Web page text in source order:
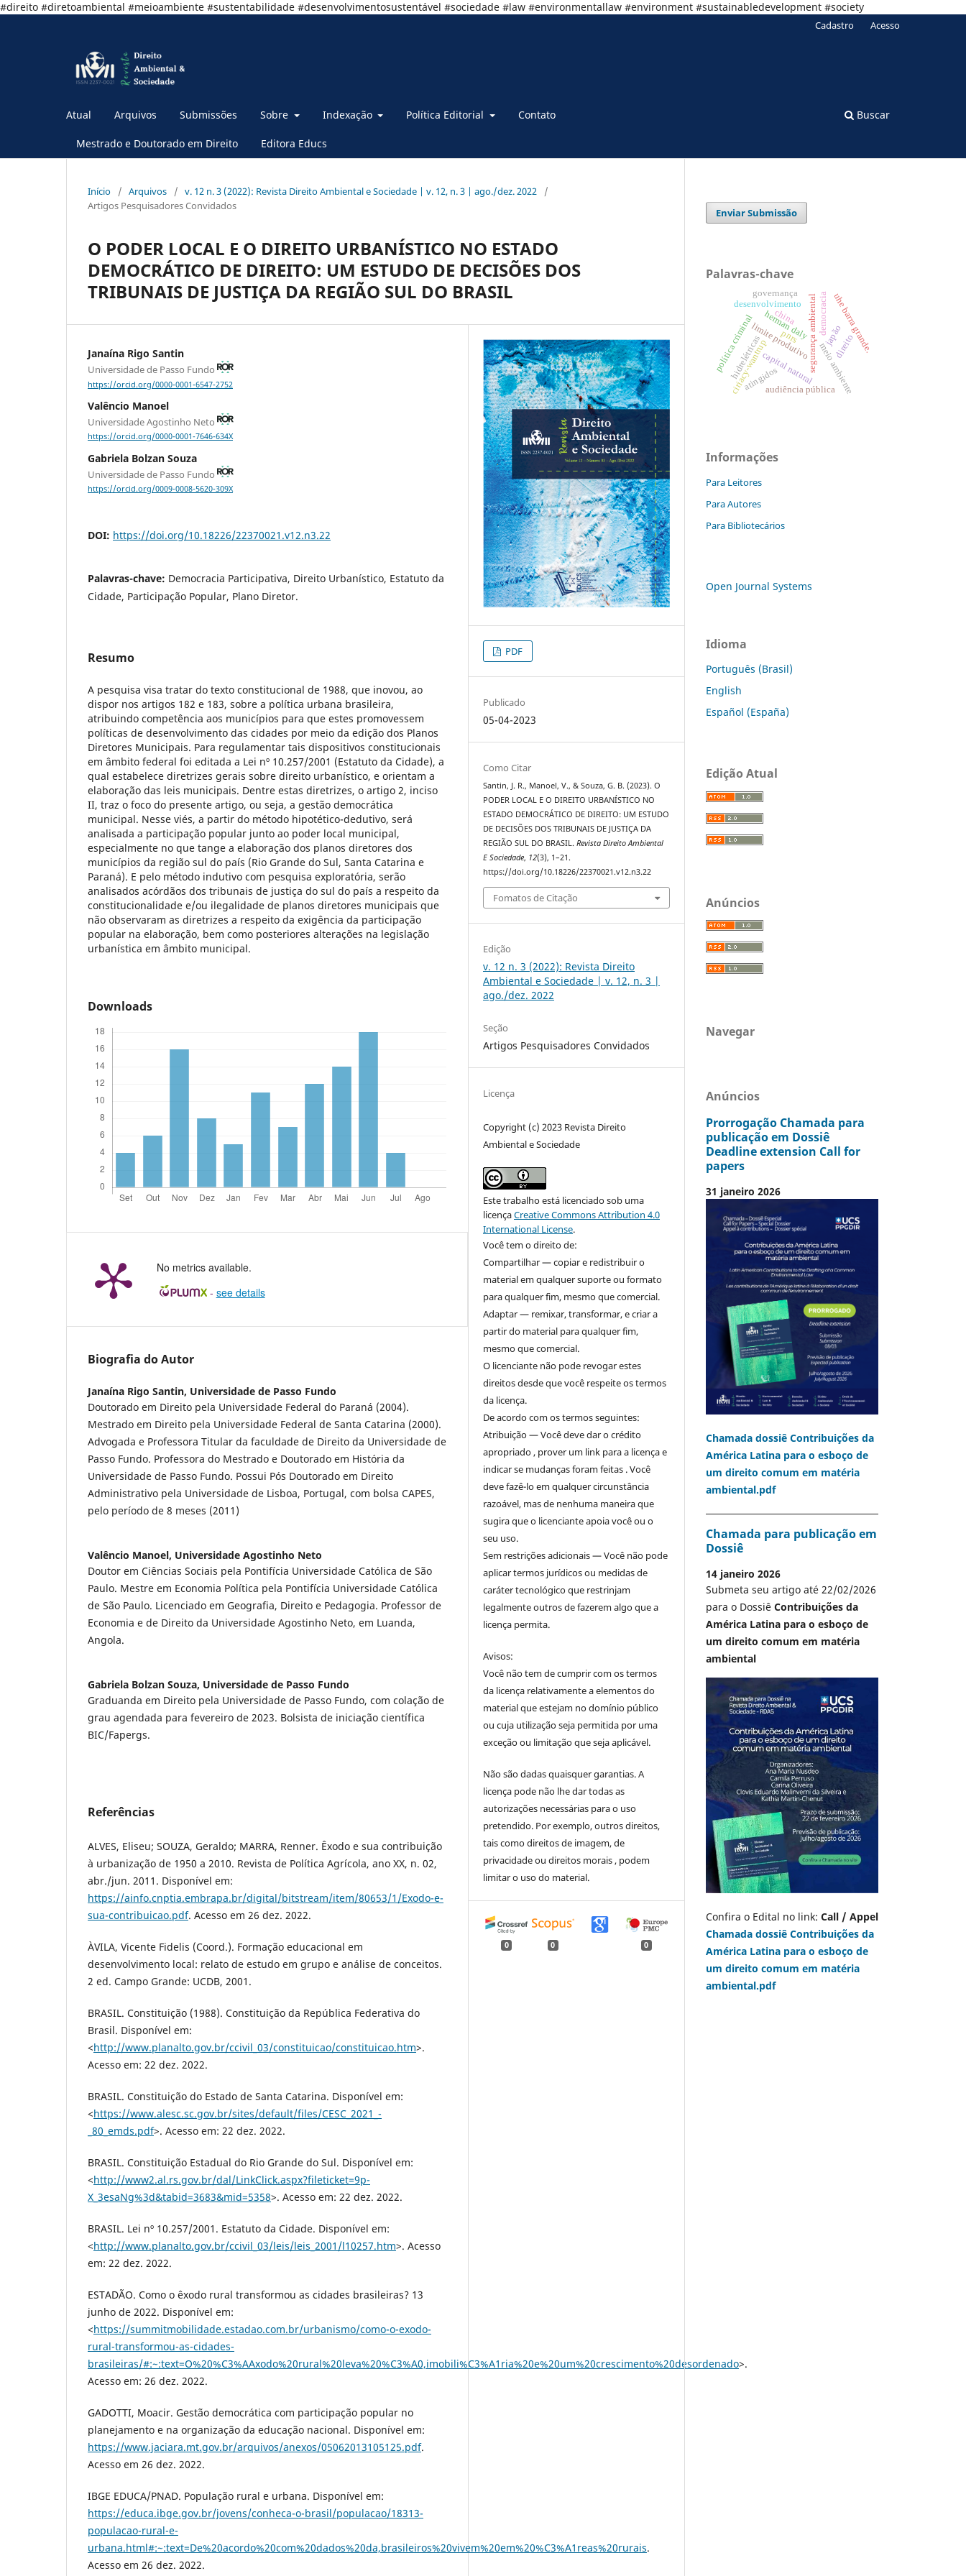
#direito #diretoambiental #meioambiente #sustentabilidade #desenvolvimentosustentável #sociedade #law #environmentallaw #environment #sustainabledevelopment #society
Atual Arquivos Submissões Sobre Indexação Política Editorial Contato
Mestrado e Doutorado em Direito Editora Educs
Buscar
Cadastro Acesso
Início / Arquivos / v. 12 n. 3 (2022): Revista Direito Ambiental e Sociedade | v. 12, n. 3 | ago./dez. 2022
/
Artigos Pesquisadores Convidados
O PODER LOCAL E O DIREITO URBANÍSTICO NO ESTADO
DEMOCRÁTICO DE DIREITO: UM ESTUDO DE DECISÕES DOS
TRIBUNAIS DE JUSTIÇA DA REGIÃO SUL DO BRASIL
Janaína Rigo Santin
Universidade de Passo Fundo
https://orcid.org/0000-0001-6547-2752
Valêncio Manoel
Universidade Agostinho Neto
https://orcid.org/0000-0001-7646-634X
Gabriela Bolzan Souza
Universidade de Passo Fundo
https://orcid.org/0009-0008-5620-309X
DOI: https://doi.org/10.18226/22370021.v12.n3.22
Palavras-chave: Democracia Participativa, Direito Urbanístico, Estatuto da
Cidade, Participação Popular, Plano Diretor.
Resumo
A pesquisa visa tratar do texto constitucional de 1988, que inovou, ao
dispor nos artigos 182 e 183, sobre a política urbana brasileira,
atribuindo competência aos municípios para que estes promovessem
políticas de desenvolvimento das cidades por meio da edição dos Planos
Diretores Municipais. Para regulamentar tais dispositivos constitucionais
em âmbito federal foi editada a Lei nº 10.257/2001 (Estatuto da Cidade), a
qual estabelece diretrizes gerais sobre direito urbanístico, e orientam a
elaboração das leis municipais. Dentre estas diretrizes, o artigo 2, inciso
II, traz o foco do presente artigo, ou seja, a gestão democrática
municipal. Nesse viés, a partir do método hipotético-dedutivo, será
analisada a participação popular junto ao poder local municipal,
especialmente no que tange a elaboração dos planos diretores dos
municípios da região sul do país (Rio Grande do Sul, Santa Catarina e
Paraná). E pelo método indutivo com pesquisa exploratória, serão
analisados acórdãos dos tribunais de justiça do sul do país a respeito da
constitucionalidade e/ou ilegalidade de planos diretores municipais que
não observaram as diretrizes a respeito da exigência da participação
popular na elaboração, bem como posteriores alterações na legislação
urbanística em âmbito municipal.
Downloads
No metrics available.
- see details
Biografia do Autor
Janaína Rigo Santin, Universidade de Passo Fundo
Doutorado em Direito pela Universidade Federal do Paraná (2004).
Mestrado em Direito pela Universidade Federal de Santa Catarina (2000).
Advogada e Professora Titular da faculdade de Direito da Universidade de
Passo Fundo. Professora do Mestrado e Doutorado em História da
Universidade de Passo Fundo. Possui Pós Doutorado em Direito
Administrativo pela Universidade de Lisboa, Portugal, com bolsa CAPES,
pelo período de 8 meses (2011)
Valêncio Manoel, Universidade Agostinho Neto
Doutor em Ciências Sociais pela Pontifícia Universidade Católica de São
Paulo. Mestre em Economia Política pela Pontifícia Universidade Católica
de São Paulo. Licenciado em Geografia, Direito e Pedagogia. Professor de
Economia e de Direito da Universidade Agostinho Neto, em Luanda,
Angola.
Gabriela Bolzan Souza, Universidade de Passo Fundo
Graduanda em Direito pela Universidade de Passo Fundo, com colação de
grau agendada para fevereiro de 2023. Bolsista de iniciação científica
BIC/Fapergs.
Referências
ALVES, Eliseu; SOUZA, Geraldo; MARRA, Renner. Êxodo e sua contribuição
à urbanização de 1950 a 2010. Revista de Política Agrícola, ano XX, n. 02,
abr./jun. 2011. Disponível em:
https://ainfo.cnptia.embrapa.br/digital/bitstream/item/80653/1/Exodo-e-
sua-contribuicao.pdf. Acesso em 26 dez. 2022.
ÀVILA, Vicente Fidelis (Coord.). Formação educacional em
desenvolvimento local: relato de estudo em grupo e análise de conceitos.
2 ed. Campo Grande: UCDB, 2001.
BRASIL. Constituição (1988). Constituição da República Federativa do
Brasil. Disponível em:
<http://www.planalto.gov.br/ccivil_03/constituicao/constituicao.htm>.
Acesso em: 22 dez. 2022.
BRASIL. Constituição do Estado de Santa Catarina. Disponível em:
<https://www.alesc.sc.gov.br/sites/default/files/CESC_2021_-
_80_emds.pdf>. Acesso em: 22 dez. 2022.
BRASIL. Constituição Estadual do Rio Grande do Sul. Disponível em:
<http://www2.al.rs.gov.br/dal/LinkClick.aspx?fileticket=9p-
X_3esaNg%3d&tabid=3683&mid=5358>. Acesso em: 22 dez. 2022.
BRASIL. Lei nº 10.257/2001. Estatuto da Cidade. Disponível em:
<http://www.planalto.gov.br/ccivil_03/leis/leis_2001/l10257.htm>. Acesso
em: 22 dez. 2022.
ESTADÃO. Como o êxodo rural transformou as cidades brasileiras? 13
junho de 2022. Disponível em:
<https://summitmobilidade.estadao.com.br/urbanismo/como-o-exodo-
rural-transformou-as-cidades-
brasileiras/#:~:text=O%20%C3%AAxodo%20rural%20leva%20%C3%A0,imobili%C3%A1ria%20e%20um%20crescimento%20desordenado>.
Acesso em: 26 dez. 2022.
GADOTTI, Moacir. Gestão democrática com participação popular no
planejamento e na organização da educação nacional. Disponível em:
https://www.jaciara.mt.gov.br/arquivos/anexos/05062013105125.pdf.
Acesso em 26 dez. 2022.
IBGE EDUCA/PNAD. População rural e urbana. Disponível em:
https://educa.ibge.gov.br/jovens/conheca-o-brasil/populacao/18313-
populacao-rural-e-
urbana.html#:~:text=De%20acordo%20com%20dados%20da,brasileiros%20vivem%20em%20%C3%A1reas%20rurais.
Acesso em 26 dez. 2022.
PDF
Publicado
05-04-2023
Como Citar
Santin, J. R., Manoel, V., & Souza, G. B. (2023). O
PODER LOCAL E O DIREITO URBANÍSTICO NO
ESTADO DEMOCRÁTICO DE DIREITO: UM ESTUDO
DE DECISÕES DOS TRIBUNAIS DE JUSTIÇA DA
REGIÃO SUL DO BRASIL.Revista Direito Ambiental
E Sociedade, 12(3), 1–21.
https://doi.org/10.18226/22370021.v12.n3.22
Fomatos de Citação
Edição
v. 12 n. 3 (2022): Revista Direito
Ambiental e Sociedade | v. 12, n. 3 |
ago./dez. 2022
Seção
Artigos Pesquisadores Convidados
Licença
Copyright (c) 2023 Revista Direito
Ambiental e Sociedade
Este trabalho está licenciado sob uma
licençaCreative Commons Attribution 4.0
International License.
Você tem o direito de:
Compartilhar — copiar e redistribuir o
material em qualquer suporte ou formato
para qualquer fim, mesmo que comercial.
Adaptar — remixar, transformar, e criar a
partir do material para qualquer fim,
mesmo que comercial.
O licenciante não pode revogar estes
direitos desde que você respeite os termos
da licença.
De acordo com os termos seguintes:
Atribuição — Você deve dar o crédito
apropriado , prover um link para a licença e
indicar se mudanças foram feitas . Você
deve fazê-lo em qualquer circunstância
razoável, mas de nenhuma maneira que
sugira que o licenciante apoia você ou o
seu uso.
Sem restrições adicionais — Você não pode
aplicar termos jurídicos ou medidas de
caráter tecnológico que restrinjam
legalmente outros de fazerem algo que a
licença permita.
Avisos:
Você não tem de cumprir com os termos
da licença relativamente a elementos do
material que estejam no domínio público
ou cuja utilização seja permitida por uma
exceção ou limitação que seja aplicável.
Não são dadas quaisquer garantias. A
licença pode não lhe dar todas as
autorizações necessárias para o uso
pretendido. Por exemplo, outros direitos,
tais como direitos de imagem, de
privacidade ou direitos morais , podem
limitar o uso do material.
0 0 0
Enviar Submissão
Palavras-chave
ciriacy-wantrup
herman dalysegurança ambiental
limite produtivo
capital natural meio ambiente
política criminal japão
audiência pública
atingidos
desenvolvimento
direito
hidrelétricas
uhe barra grande.
pnrs
china
governança democracia
Informações
Para Leitores
Para Autores
Para Bibliotecários
Open Journal Systems
Idioma
Português (Brasil)
English
Español (España)
Edição Atual
Anúncios
Navegar
Anúncios
Prorrogação Chamada para
publicação em Dossiê
Deadline extension Call for
papers
31 janeiro 2026
Chamada dossiê Contribuições da
América Latina para o esboço de
um direito comum em matéria
ambiental.pdf
Chamada para publicação em
Dossiê
14 janeiro 2026
Submeta seu artigo até 22/02/2026
para o Dossiê Contribuições da
América Latina para o esboço de
um direito comum em matéria
ambiental
Confira o Edital no link: Call / Appel
Chamada dossiê Contribuições da
América Latina para o esboço de
um direito comum em matéria
ambiental.pdf